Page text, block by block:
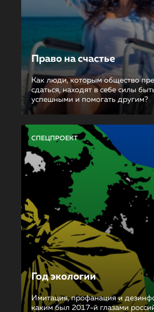
Право на счастье
Как люди, которым общество
сдаться, находят в себе силы
успешными и помогать другим?
СПЕЦПРОЕКТ
Год экологии
Имитация, профанация и
каким был 2017-й глазами